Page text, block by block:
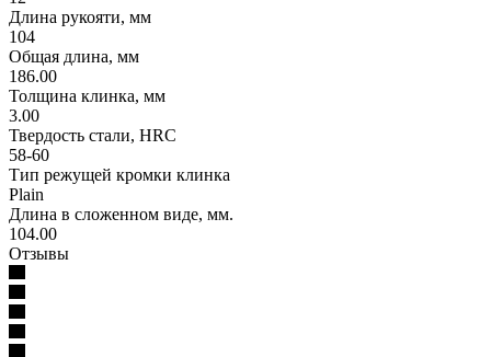
Длина рукояти, мм
104
Общая длина, мм
186.00
Толщина клинка, мм
3.00
Твердость стали, HRC
58-60
Тип режущей кромки клинка
Plain
Длина в сложенном виде, мм.
104.00
Отзывы